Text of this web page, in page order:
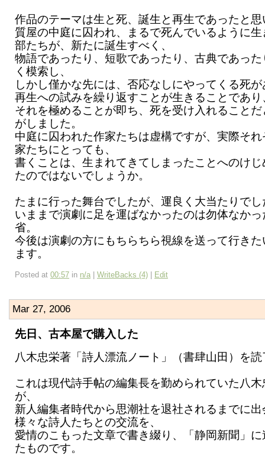
作品のテーマは生と死、誕生と再生であったと
質屋の中庭に囚われ、まるで死んでいるように
部たちが、新たに誕生すべく、
物語であったり、短歌であったり、古典であっ
く模索し、
しかし僅かな先には、否応なしにやってくる死
再生への試みを繰り返すことが生きることであり
それを極めることが即ち、死を受け入れること
がしました。
中庭に囚われた作家たちは虚構ですが、実際そ
家たちにとっても、
書くことは、生まれてきてしまったことへのけ
たのではないでしょうか。
たまに行った舞台でしたが、運良く大当たりでし
いままで演劇に足を運ばなかったのは勿体なか
省。
今後は演劇の方にもちらちら視線を送って行き
ます。
Posted at 00:57 in n/a WriteBacks (4) Edit
Mar 27, 2006
先日、古本屋で購入した
八木忠栄著「詩人漂流ノート」（書肆山田）を読
これは現代詩手帖の編集長を勤められていた八
が、
新人編集者時代から思潮社を退社されるまでに出
様々な詩人たちとの交流を、
愛情のこもった文章で書き綴り、「静岡新聞」
たものです。